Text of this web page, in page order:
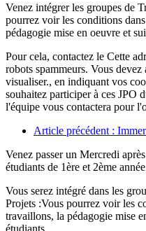
Venez intégrer les groupes de
pourrez voir les conditions
pédagogie mise en oeuvre et
Pour cela, contactez le Cette
robots spammeurs. Vous
visualiser., en indiquant vos
souhaitez participer à ces JPO
l'équipe vous contactera pour
Article précédent :
Venez passer un Mercredi
étudiants de 1ère et 2ème
Vous serez intégré dans les
Projets :Vous pourrez voir les
travaillons, la pédagogie mise
étudiants.